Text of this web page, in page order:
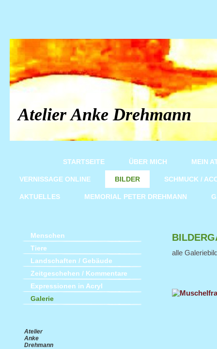
Atelier Anke Drehmann
STARTSEITE ÜBER MICH MEIN
VERNISSAGE ONLINE BILDER SCHMUCK /
AKTUELLES MEMORIAL PETER DREHMANN
alle
Menschen
Tiere
Landschaften / Gebäude
Zeitgeschehen / Kommentare
Expressionen in Acryl
Galerie
Atelier
Anke
Drehmann